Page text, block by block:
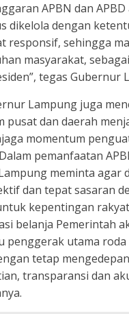
APBN dan APBD
dikelola dengan
responsif, sehingga
masyarakat,
tegas Gubernur
Lampung juga
dan daerah
momentum
pemanfaatan
meminta agar
dan tepat sasaran
kepentingan
belanja Pemerintah
penggerak utama roda
tetap
transparansi dan